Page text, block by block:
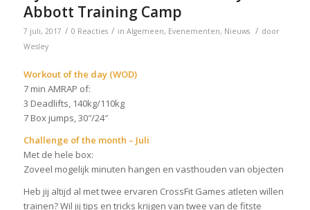
Abbott Training Camp
7 juli, 2017 / 0 Reacties / in Algemeen, Evenementen, Nieuws / door
Wesley
Workout of the day (WOD)
7 min AMRAP of:
3 Deadlifts, 140kg/110kg
7 Box jumps, 30″/24″
Challenge of the month – Juli
Met de hele box:
Zoveel mogelijk minuten hangen en vasthouden van objecten
Heb jij altijd al met twee ervaren CrossFit Games atleten willen
trainen? Wil jij tips en tricks krijgen van twee van de fitste